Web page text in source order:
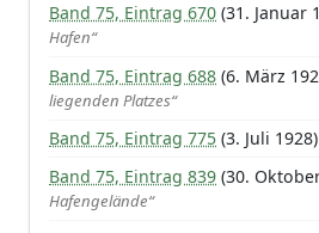
Band 75, Eintrag 670 (31. Januar
Hafen“
Band 75, Eintrag 688 (6. März
liegenden Platzes“
Band 75, Eintrag 775 (3. Juli 1928)
Band 75, Eintrag 839 (30.
Hafengelände“